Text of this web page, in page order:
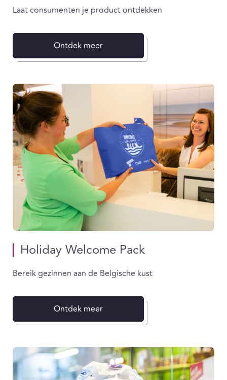
Laat consumenten je product ontdekken
Ontdek meer
Holiday Welcome Pack
Bereik gezinnen aan de Belgische kust
Ontdek meer